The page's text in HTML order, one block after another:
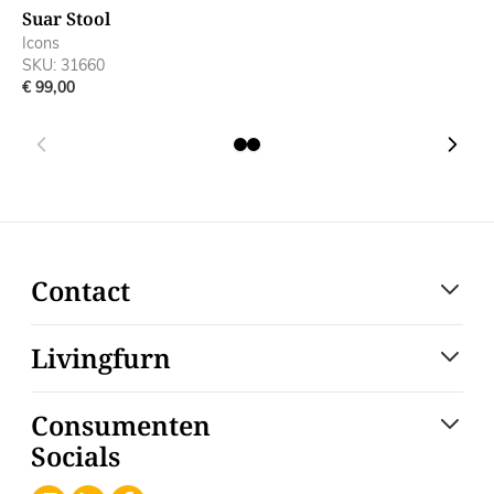
Suar Stool
Icons
SKU: 31660
€ 99,00
Contact
Livingfurn
Consumenten
Socials